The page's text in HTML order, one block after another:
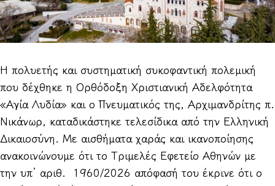
Η πολυετής και συστηματική συκοφαντική πολεμική
που δέχθηκε η Ορθόδοξη Χριστιανική Αδελφότητα
«Αγία Λυδία» και ο Πνευματικός της, Αρχιμανδρίτης π.
Νικάνωρ, καταδικάστηκε τελεσίδικα από την Ελληνική
Δικαιοσύνη. Με αισθήματα χαράς και ικανοποίησης
ανακοινώνουμε ότι το Τριμελές Εφετείο Αθηνών με
την υπ’ αριθ. 1960/2026 απόφασή του έκρινε ότι ο